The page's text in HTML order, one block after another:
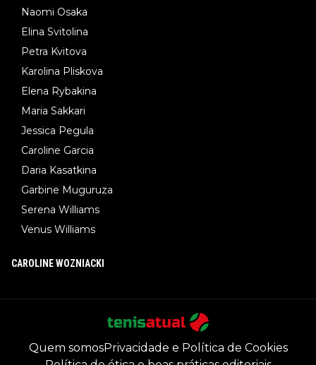
Naomi Osaka
Elina Svitolina
Petra Kvitova
Karolina Pliskova
Elena Rybakina
Maria Sakkari
Jessica Pegula
Caroline Garcia
Daria Kasatkina
Garbine Muguruza
Serena Williams
Venus Williams
CAROLINE WOZNIACKI
Quem somosPrivacidade e Política de Cookies